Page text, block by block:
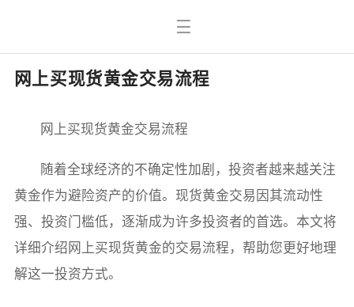
网上买现货黄金交易流程
网上买现货黄金交易流程
随着全球经济的不确定性加剧，投资者越来越关注
黄金作为避险资产的价值。现货黄金交易因其流动性
强、投资门槛低，逐渐成为许多投资者的首选。本文将
详细介绍网上买现货黄金的交易流程，帮助您更好地理
解这一投资方式。